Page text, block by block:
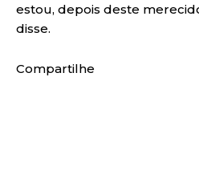
estou, depois deste
disse.
Compartilhe